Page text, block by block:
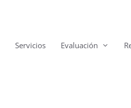
Servicios Evaluación